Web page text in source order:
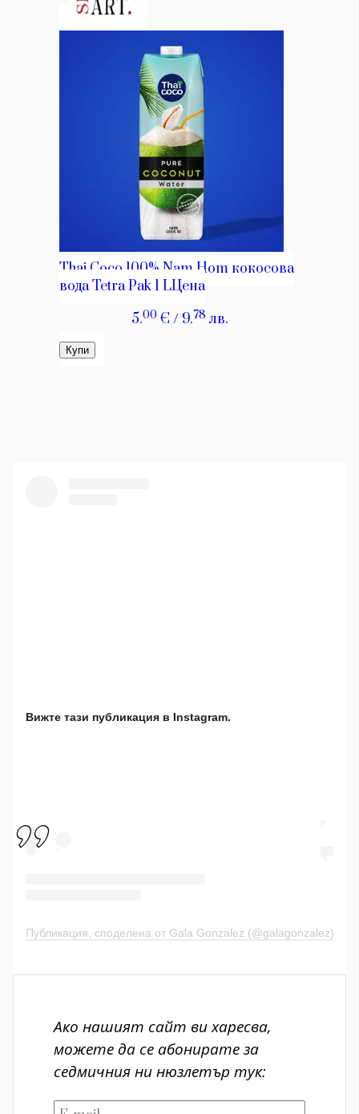
Вижте тази публикация в Instagram.
Публикация, споделена от Gala Gonzalez (@galagonzalez)
Ако нашият сайт ви харесва,
можете да се абонирате за
седмичния ни нюзлетър тук: